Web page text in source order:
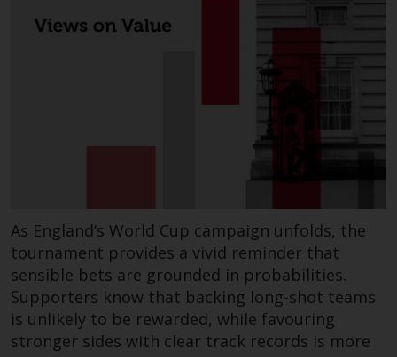
Gerichtsbarkeit haben die
ausschließliche Zuständigkeit für
alle auftretenden Streitigkeiten,
es sei denn, diese Inhalte
unterliegen ausdrücklich den
Gerichtsbarkeit. Wenn ein
zuständiges Gericht aus
„Wichtige Informationen“ für
nicht durchsetzbar befunden hat,
wird diese Bestimmung im
maximal zulässigen Umfang
durchgesetzt, und der Rest dieser
‚Wichtigen Informationen“ bleibt
in vollem Umfang in Kraft und
As England’s World Cup campaign unfolds, the
tournament provides a vivid reminder that
sensible bets are grounded in probabilities.
Supporters know that backing long-shot teams
is unlikely to be rewarded, while favouring
stronger sides with clear track records is more